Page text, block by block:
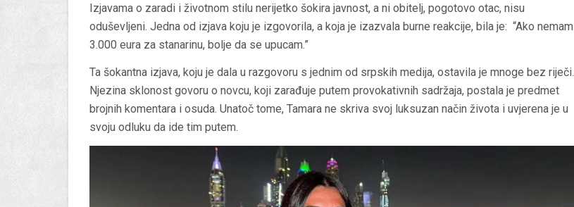
Izjavama o zaradi i životnom stilu nerijetko šokira javnost, a ni obitelj, pogotovo otac, nisu
oduševljeni. Jedna od izjava koju je izgovorila, a koja je izazvala burne reakcije, bila je: “Ako nemam
3.000 eura za stanarinu, bolje da se upucam.”
Ta šokantna izjava, koju je dala u razgovoru s jednim od srpskih medija, ostavila je mnoge bez riječi.
Njezina sklonost govoru o novcu, koji zarađuje putem provokativnih sadržaja, postala je predmet
brojnih komentara i osuda. Unatoč tome, Tamara ne skriva svoj luksuzan način života i uvjerena je u
svoju odluku da ide tim putem.